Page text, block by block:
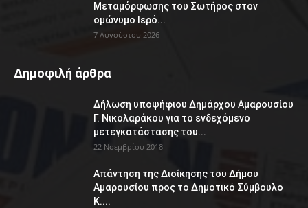
Μεταμόρφωσης του Σωτήρος στον
ομώνυμο Ιερό...
7 Αυγούστου 2026
Δημοφιλή άρθρα
Δήλωση υποψήφιου Δημάρχου Αμαρουσίου
Γ. Νικολαράκου για το ενδεχόμενο
μετεγκατάστασης του...
22 Νοεμβρίου 2018
Απάντηση της Διοίκησης του Δήμου
Αμαρουσίου προς το Δημοτικό Σύμβουλο
Κ....